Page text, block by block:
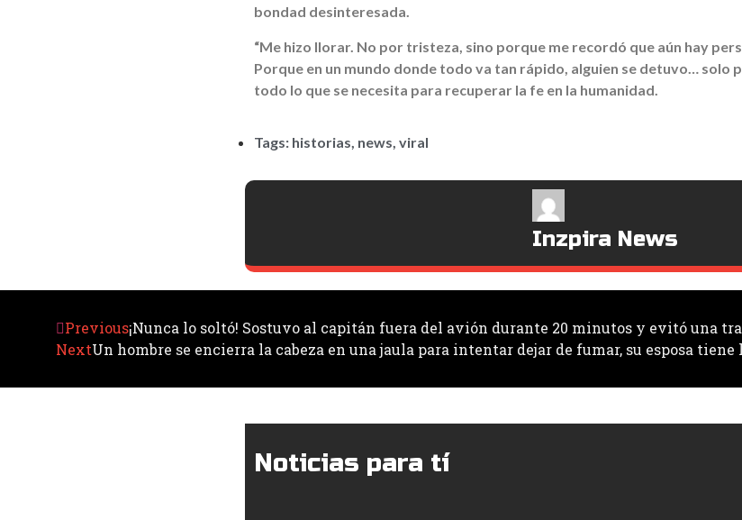
bondad desinteresada.
“Me hizo llorar. No por tristeza, sino porque me recordó que aún hay
Porque en un mundo donde todo va tan rápido, alguien se detuvo… solo
todo lo que se necesita para recuperar la fe en la humanidad.
Tags: historias, news, viral
Inzpira News
Previous¡Nunca lo soltó! Sostuvo al capitán fuera del avión durante 20 minutos y evitó una
NextUn hombre se encierra la cabeza en una jaula para intentar dejar de fumar, su esposa
Noticias para tí